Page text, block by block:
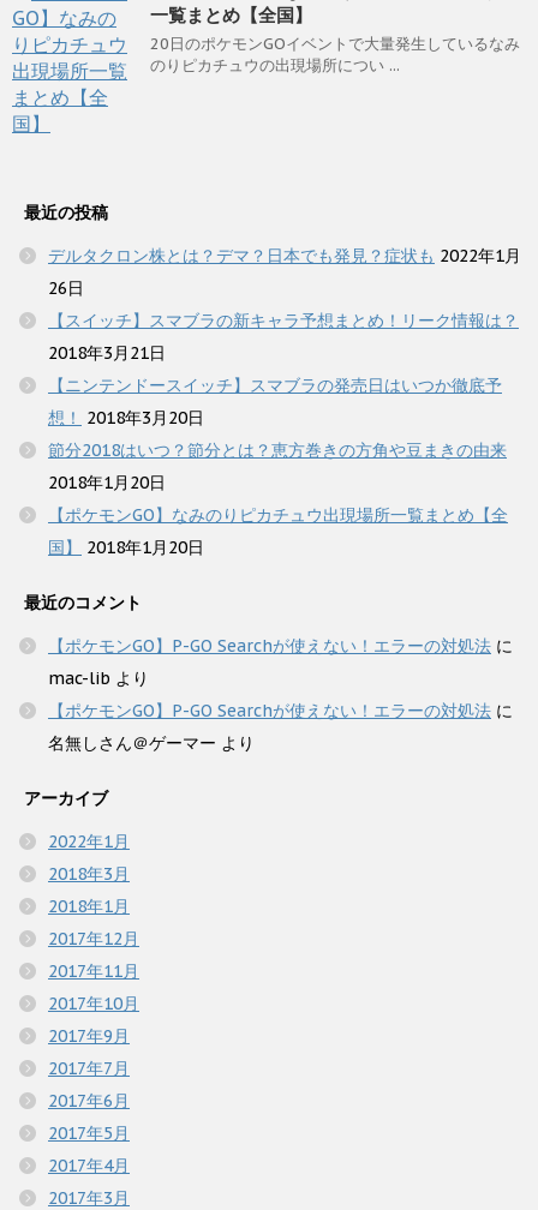
一覧まとめ【全国】
20日のポケモンGOイベントで大量発生しているなみ
のりピカチュウの出現場所につい ...
最近の投稿
デルタクロン株とは？デマ？日本でも発見？症状も 2022年1月
26日
【スイッチ】スマブラの新キャラ予想まとめ！リーク情報は？
2018年3月21日
【ニンテンドースイッチ】スマブラの発売日はいつか徹底予
想！
2018年3月20日
節分2018はいつ？節分とは？恵方巻きの方角や豆まきの由来
2018年1月20日
【ポケモンGO】なみのりピカチュウ出現場所一覧まとめ【全
国】
2018年1月20日
最近のコメント
【ポケモンGO】P-GO Searchが使えない！エラーの対処法 に
mac-lib より
【ポケモンGO】P-GO Searchが使えない！エラーの対処法 に
名無しさん＠ゲーマー より
アーカイブ
2022年1月
2018年3月
2018年1月
2017年12月
2017年11月
2017年10月
2017年9月
2017年7月
2017年6月
2017年5月
2017年4月
2017年3月